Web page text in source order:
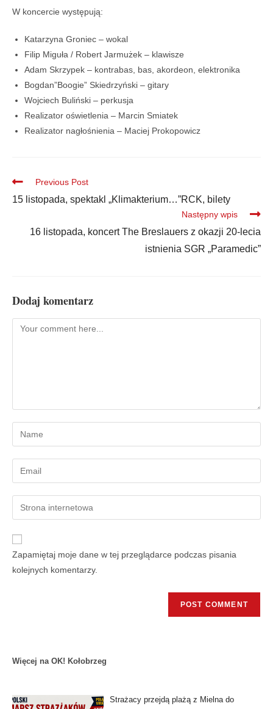
W koncercie występują:
Katarzyna Groniec – wokal
Filip Miguła / Robert Jarmużek – klawisze
Adam Skrzypek – kontrabas, bas, akordeon, elektronika
Bogdan”Boogie” Skiedrzyński – gitary
Wojciech Buliński – perkusja
Realizator oświetlenia – Marcin Smiatek
Realizator nagłośnienia – Maciej Prokopowicz
Previous Post
15 listopada, spektakl „Klimakterium…”RCK, bilety
Następny wpis
16 listopada, koncert The Breslauers z okazji 20-lecia
istnienia SGR „Paramedic”
Dodaj komentarz
Zapamiętaj moje dane w tej przeglądarce podczas pisania
kolejnych komentarzy.
Więcej na OK! Kołobrzeg
Strażacy przejdą plażą z Mielna do